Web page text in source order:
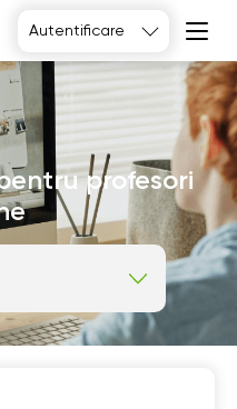
Autentificare
profesori